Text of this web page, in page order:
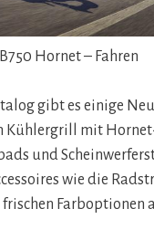
Hornet – Fahren
gibt es einige
Kühlergrill mit
und
wie die
Farboptionen